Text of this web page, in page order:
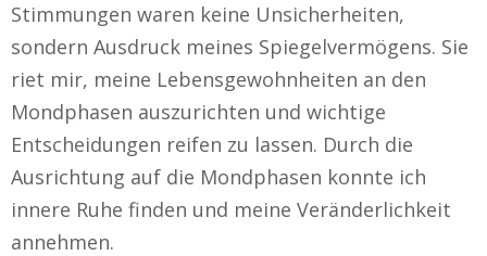
Stimmungen waren keine Unsicherheiten,
sondern Ausdruck meines Spiegelvermögens. Sie
riet mir, meine Lebensgewohnheiten an den
Mondphasen auszurichten und wichtige
Entscheidungen reifen zu lassen. Durch die
Ausrichtung auf die Mondphasen konnte ich
innere Ruhe finden und meine Veränderlichkeit
annehmen.